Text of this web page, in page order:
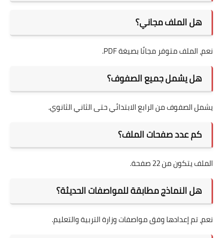
هل الملف مجاني؟
نعم، الملف متوفر مجانًا بصيغة PDF.
هل يشمل جميع الصفوف؟
يشمل الصفوف من الرابع الابتدائي حتى الثاني الثانوي.
كم عدد صفحات الملف؟
الملف يتكون من 22 صفحة.
هل النماذج مطابقة للمواصفات الحديثة؟
نعم، تم إعدادها وفق مواصفات وزارة التربية والتعليم.